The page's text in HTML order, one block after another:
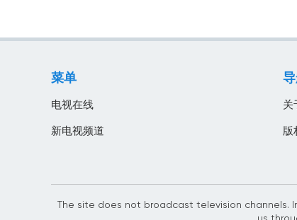
菜单
电视在线
新电视频道
关
版
The site does not broadcast television